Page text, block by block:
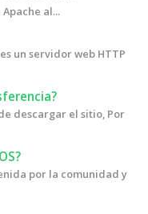
al...
un servidor web HTTP
descargar el sitio, Por
por la comunidad y